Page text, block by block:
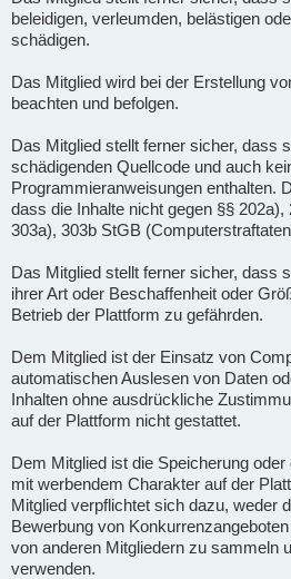
beleidigen, verleumden, belästigen
schädigen.
Das Mitglied wird bei der Erstellung
beachten und befolgen.
Das Mitglied stellt ferner sicher, dass
schädigenden Quellcode und auch
Programmieranweisungen enthalten.
dass die Inhalte nicht gegen §§
303a), 303b StGB
Das Mitglied stellt ferner sicher, dass
ihrer Art oder Beschaffenheit oder
Betrieb der Plattform zu gefährden.
Dem Mitglied ist der Einsatz von
automatischen Auslesen von Daten
Inhalten ohne ausdrückliche
auf der Plattform nicht gestattet.
Dem Mitglied ist die Speicherung
mit werbendem Charakter auf der
Mitglied verpflichtet sich dazu, weder
Bewerbung von
von anderen Mitgliedern zu sammeln
verwenden.